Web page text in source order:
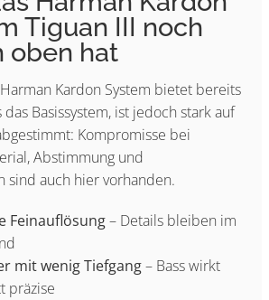
Tiguan III noch
oben hat
Kardon System bietet bereits
Basissystem, ist jedoch stark auf
Kompromisse bei
Abstimmung und
sind auch hier vorhanden.
Feinauflösung– Details bleiben im
mit wenig Tiefgang– Bass wirkt
präzise